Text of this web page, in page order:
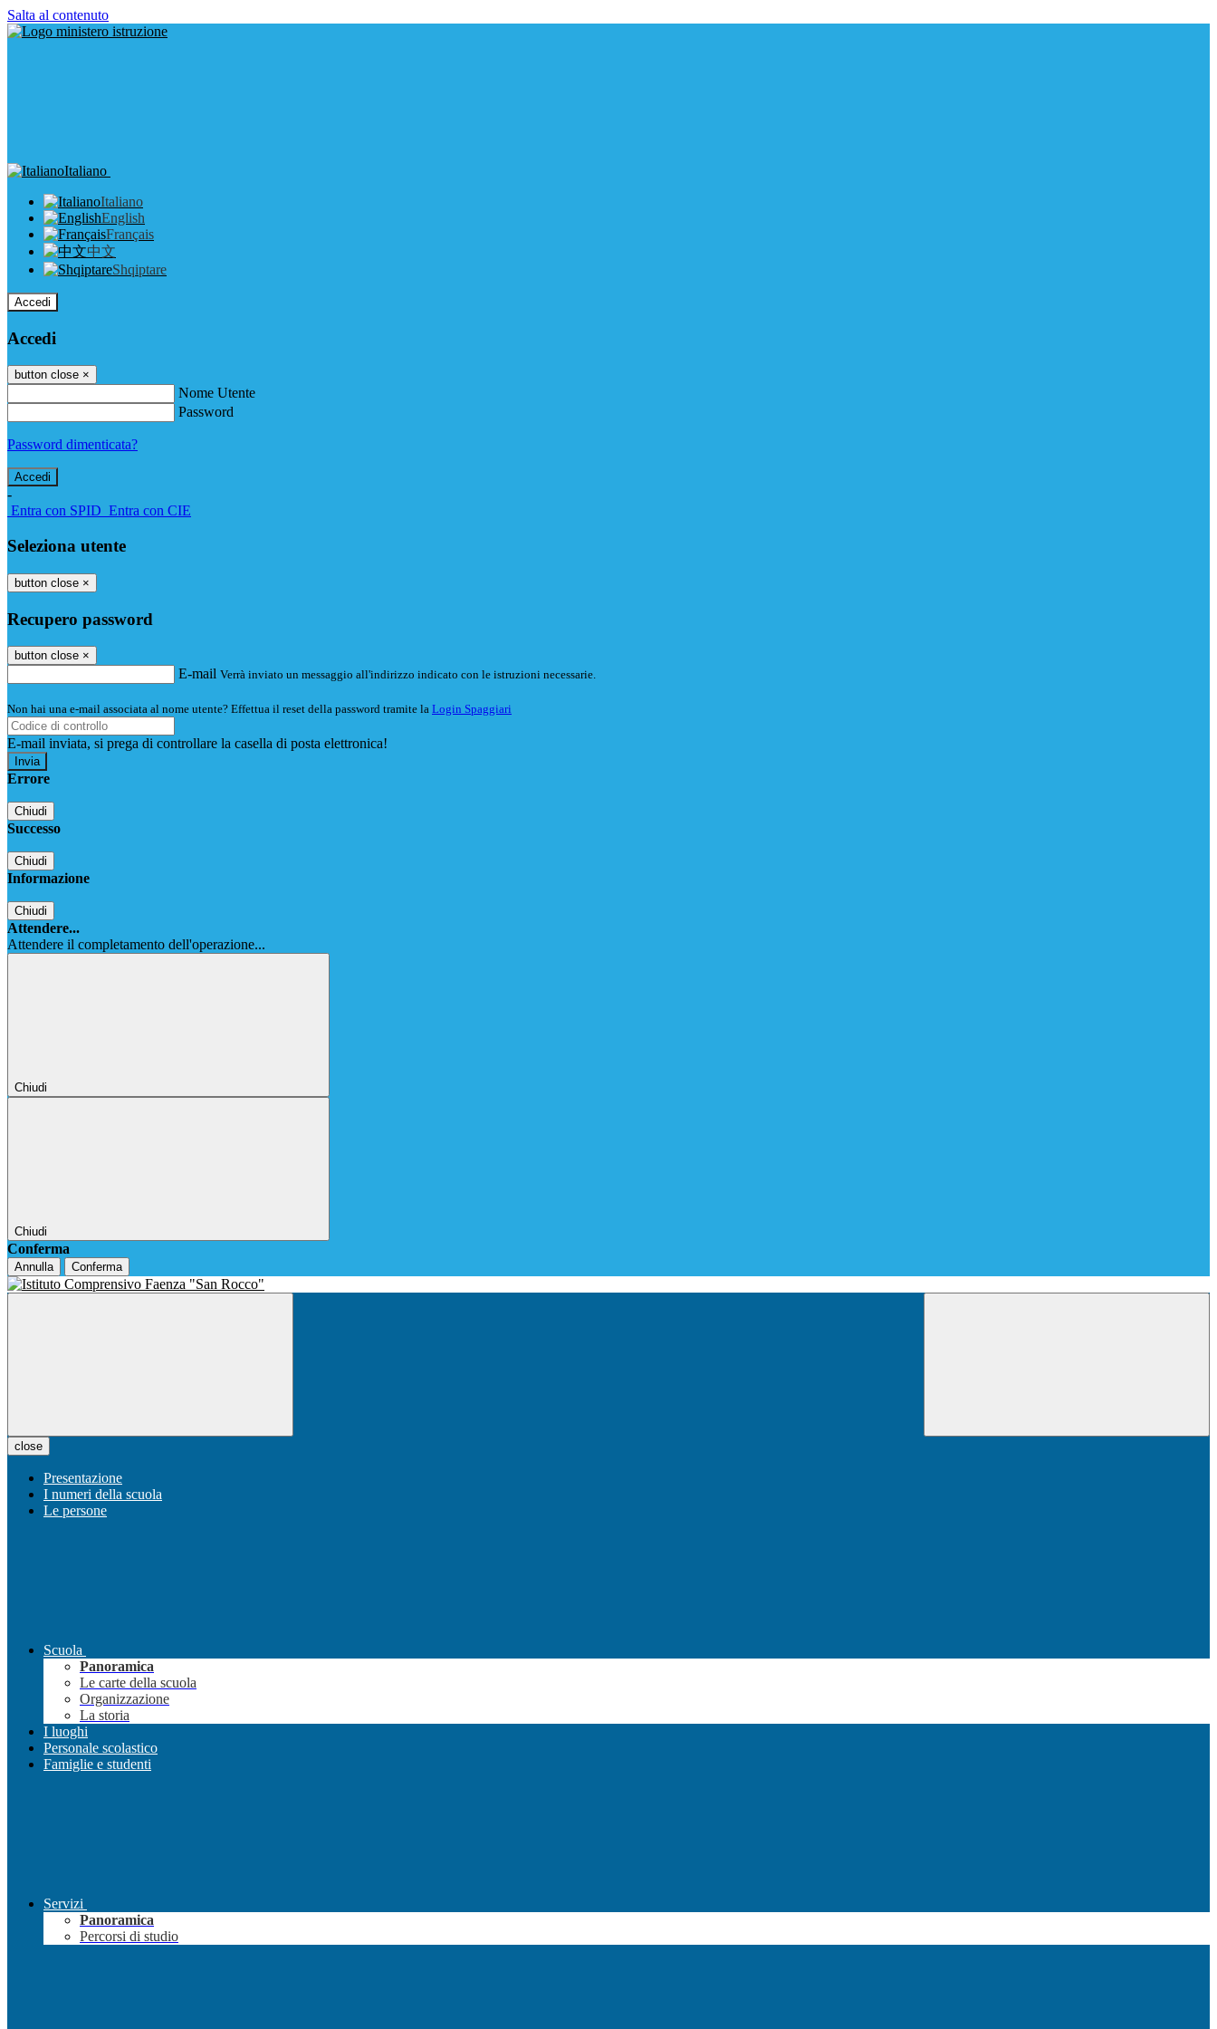
Salta al contenuto
Italiano
Italiano
English
Français
中文
Shqiptare
Accedi
Accedi
button close ×
Nome Utente
Password
Password dimenticata?
-
Entra con SPID Entra con CIE
Seleziona utente
button close ×
Recupero password
button close ×
E-mail Verrà inviato un messaggio all'indirizzo indicato con le istruzioni necessarie.
Non hai una e-mail associata al nome utente? Effettua il reset della password tramite la Login Spaggiari
E-mail inviata, si prega di controllare la casella di posta elettronica!
Errore
Chiudi
Successo
Chiudi
Informazione
Chiudi
Attendere...
Attendere il completamento dell'operazione...
Chiudi
Chiudi
Conferma
Annulla Conferma
close
Presentazione
I numeri della scuola
Le persone
Scuola
Panoramica
Le carte della scuola
Organizzazione
La storia
I luoghi
Personale scolastico
Famiglie e studenti
Servizi
Panoramica
Percorsi di studio